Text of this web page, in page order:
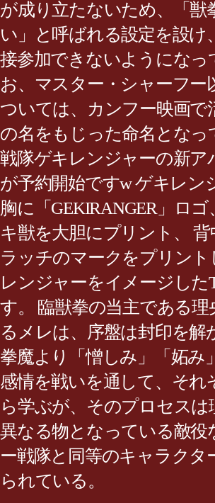
が成り立たないため、「獣
い」と呼ばれる設定を設け
接参加できないようになっ
お、マスター・シャーフー
ついては、カンフー映画で
の名をもじった命名となっ
戦隊ゲキレンジャーの新ア
が予約開始ですw ゲキレン
胸に「GEKIRANGER」ロ
キ獣を大胆にプリント、
ラッチのマークをプリント
レンジャーをイメージした
す。 臨獣拳の当主である理
るメレは、序盤は封印を解
拳魔より「憎しみ」「妬み
感情を戦いを通して、それ
ら学ぶが、そのプロセスは
異なる物となっている敵役
ー戦隊と同等のキャラクタ
られている。